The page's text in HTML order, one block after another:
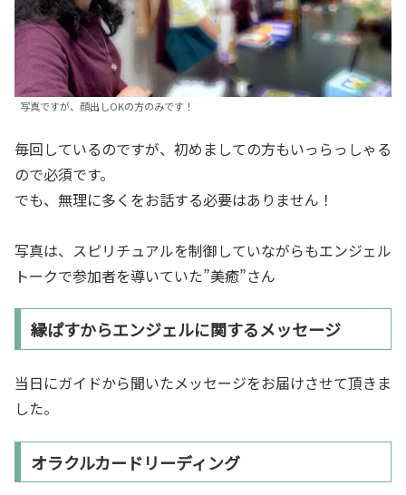
写真ですが、顔出しOKの方のみです！
毎回しているのですが、初めましての方もいっらっしゃる
ので必須です。
でも、無理に多くをお話する必要はありません！
写真は、スピリチュアルを制御していながらもエンジェル
トークで参加者を導いていた”美癒”さん
縁ぱすからエンジェルに関するメッセージ
当日にガイドから聞いたメッセージをお届けさせて頂きま
した。
オラクルカードリーディング